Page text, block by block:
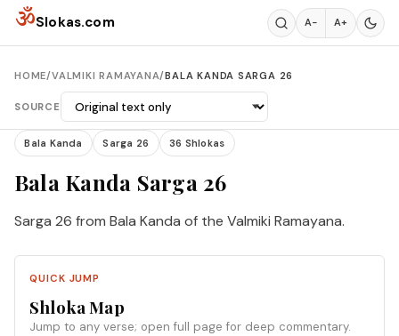
Skip to content
ॐSlokas.com A− A+
HOME/VALMIKI RAMAYANA/BALA KANDA SARGA 26
SOURCE
Bala Kanda Sarga 26 36 Shlokas
Bala Kanda Sarga 26
Sarga 26 from Bala Kanda of the Valmiki Ramayana.
QUICK JUMP
Shloka Map
Jump to any verse; open full page for deep commentary.